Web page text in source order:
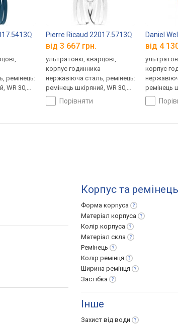
ремінець:
WR 30,
Pierre Ricaud 22017.5713Q
від 3 667 грн.
ультратонкі, кварцові,
корпус годинника
нержавіюча сталь, ремінець:
ремінець шкіряний, WR 30,
Німеччинапорівняти
Daniel
від 4
корпус
ремінець
Швеція
Корпус та ремінець
Форма корпуса
Матеріал корпуса
Колір корпуса
Матеріал скла
Ремінець
Колір ремінця
Ширина ремінця
Застібка
Інше
Захист від води